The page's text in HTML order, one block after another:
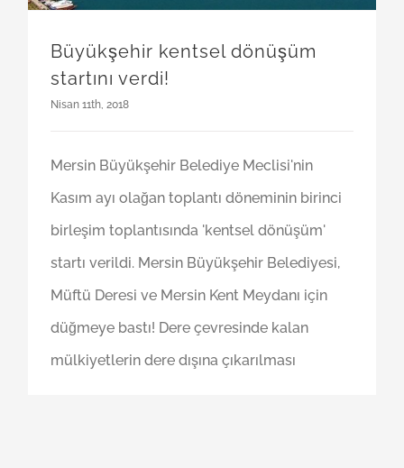
Büyükşehir kentsel dönüşüm
startını verdi!
Nisan 11th, 2018
Mersin Büyükşehir Belediye Meclisi'nin
Kasım ayı olağan toplantı döneminin birinci
birleşim toplantısında 'kentsel dönüşüm'
startı verildi. Mersin Büyükşehir Belediyesi,
Müftü Deresi ve Mersin Kent Meydanı için
düğmeye bastı! Dere çevresinde kalan
mülkiyetlerin dere dışına çıkarılması